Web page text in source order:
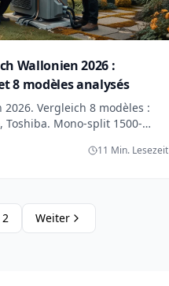
Wallonien 2026 :
8 modèles analysés
Vergleich 8 modèles :
Toshiba. Mono-split 1500-
11 Min. Lesezeit
2 Weiter